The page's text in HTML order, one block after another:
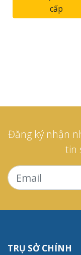
cấp
Đăng ký nhận
tin
TRỤ SỞ CHÍNH